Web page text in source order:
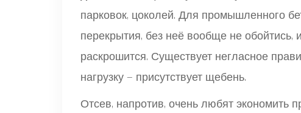
парковок, цоколей. Для промышленного
перекрытия, без неё вообще не обойтись,
раскрошится. Существует негласное
нагрузку — присутствует щебень.
Отсев, напротив, очень любят экономить